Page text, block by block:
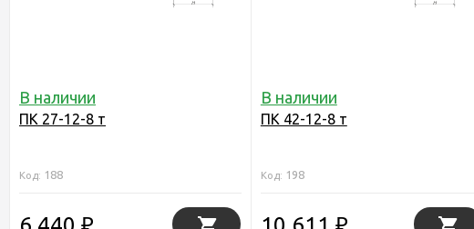
В наличии
ПК 27-12-8 т
Код: 188
₽
В наличии
ПК 42-12-8 т
Код: 198
₽